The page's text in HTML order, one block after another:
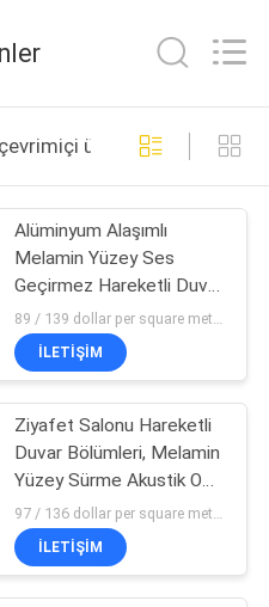
üretim
Alüminyum Alaşımlı
Melamin Yüzey Ses
Geçirmez Hareketli Duvar
Bölme 65 mm Kalınlık
89 / 139 dollar per square meter MOQ:10 square meters
İLETIŞIM
Ziyafet Salonu Hareketli
Duvar Bölümleri, Melamin
Yüzey Sürme Akustik Oda
Bölücü
İLETIŞIM